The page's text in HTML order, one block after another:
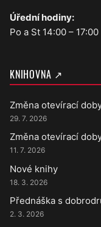
Úřední hodiny:
Po a St 14:00 – 17:00
KNIHOVNA ↗
Změna otevírací
29. 7. 2026
Změna otevírací
11. 7. 2026
Nové knihy
18. 3. 2026
Přednáška s
2. 3. 2026